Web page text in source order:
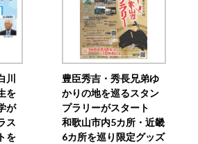
川
を
が
ス
を
豊臣秀吉・秀長兄弟ゆ
かりの地を巡るスタン
プラリーがスタート
和歌山市内5カ所・近畿
6カ所を巡り限定グッズ